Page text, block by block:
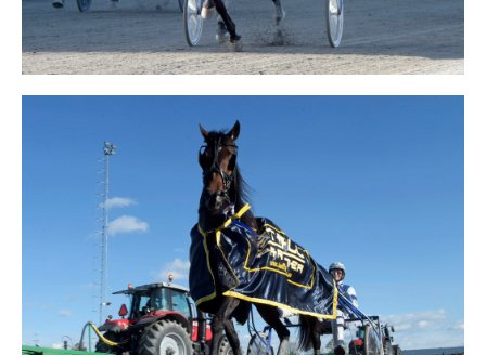
Aktiviteter
Träning och provlopp
Månadens hästägare 2026
Euro Classic Trot
Andelshästar